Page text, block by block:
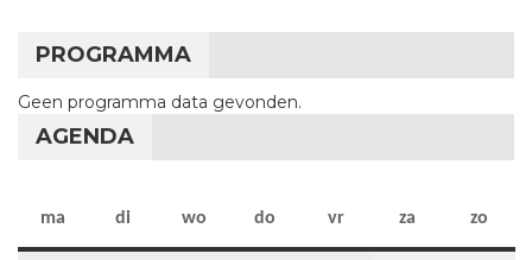
PROGRAMMA
Geen programma data gevonden.
AGENDA
ma maandag
di dinsdag
wo woensdag
do donderdag
vr vrijdag
za zaterdag
zo